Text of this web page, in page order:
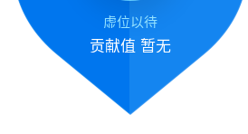
虚位以待
贡献值 暂无